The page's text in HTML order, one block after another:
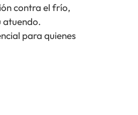
contra el frío,
atuendo.
para quienes